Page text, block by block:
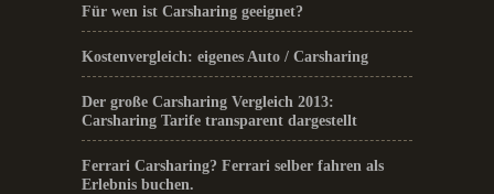
Für wen ist Carsharing geeignet?
Kostenvergleich: eigenes Auto / Carsharing
Der große Carsharing Vergleich 2013:
Carsharing Tarife transparent dargestellt
Ferrari Carsharing? Ferrari selber fahren als
Erlebnis buchen.